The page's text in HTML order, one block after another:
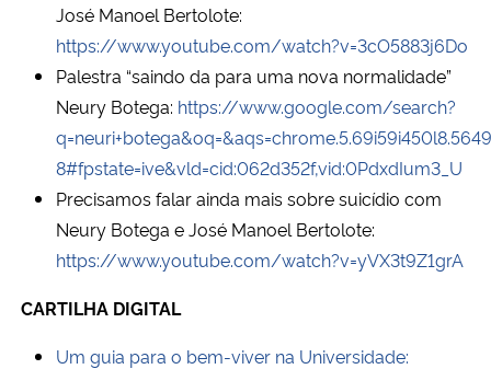
Ministério da Cidadania
Ministério de Minas e Energia
Ministério da Ciência, Tecnologia, Inovações e Comunicações
Ministério do Meio Ambiente
José Manoel Bertolote:
https://www.youtube.com/watch?v=3cO5883j6Do
Palestra “saindo da para uma nova normalidade”
Neury Botega: https://www.google.com/search?
8#fpstate=ive&vld=cid:062d352f,vid:0PdxdIum3_U
Precisamos falar ainda mais sobre suicídio com
Neury Botega e José Manoel Bertolote:
https://www.youtube.com/watch?v=yVX3t9Z1grA
CARTILHA DIGITAL
Um guia para o bem-viver na Universidade: